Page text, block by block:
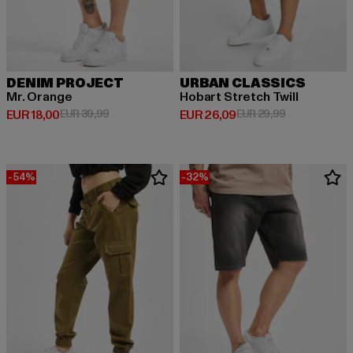
DENIM PROJECT
Mr. Orange
EUR 18,00
Derzeitiger Preis: EUR 18,00
EUR 39,99Aktionspreis: EUR 39,99
URBAN CLASSICS
Hobart Stretch Twill
EUR 26,09
Derzeitiger Preis: EUR 26,09
EUR 29,99Aktionspreis:
-54% -32%